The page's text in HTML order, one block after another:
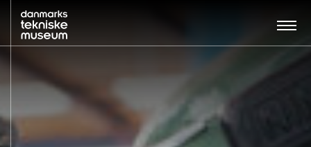
BESØG
UDSTILLINGER